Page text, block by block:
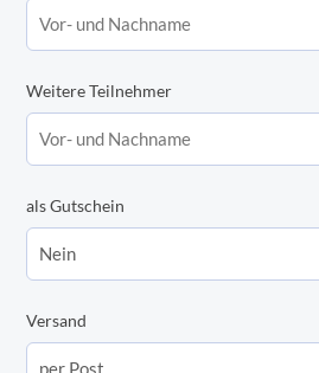
Weitere Teilnehmer
als Gutschein
Versand
Kid
´s
&
Senior
Menge